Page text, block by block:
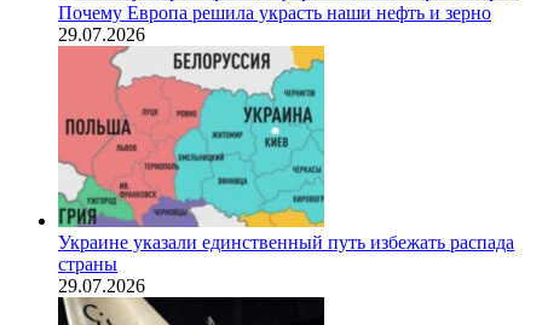
Почему Европа решила украсть наши нефть и зерно
29.07.2026
Украине указали единственный путь избежать распада
страны
29.07.2026